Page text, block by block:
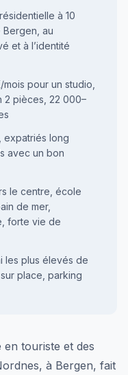
à 10
au
et à l’identité
pour un studio,
2 pièces, 22 000–
expatriés long
avec un bon
le centre, école
de mer,
forte vie de
les plus élevés de
place, parking
en touriste et des
à Bergen, fait